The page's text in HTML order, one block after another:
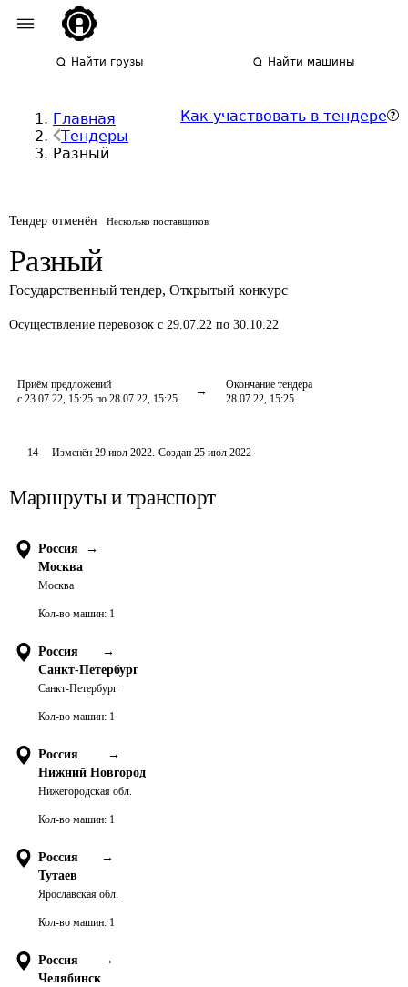
Найти грузы Найти машины
Главная
Тендеры
Разный
Как участвовать в тендере
Тендер отменён Несколько поставщиков
Разный
Государственный тендер, Открытый конкурс
Осуществление перевозок с 29.07.22 по 30.10.22
Приём предложений
с 23.07.22, 15:25 по 28.07.22, 15:25
Окончание тендера
28.07.22, 15:25
14 Изменён29 июл 2022. Создан 25 июл 2022
Маршруты и транспорт
Россия
→
Москва
Москва
Кол-во машин: 1
Россия
→
Санкт-Петербург
Санкт-Петербург
Кол-во машин: 1
Россия
→
Нижний Новгород
Нижегородская обл.
Кол-во машин: 1
Россия
→
Тутаев
Ярославская обл.
Кол-во машин: 1
Россия
→
Челябинск